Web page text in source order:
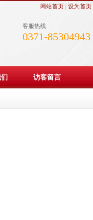
网站首页| 设为首页|
客服热线
0371-85304943
访客留言